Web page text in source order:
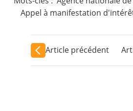
Appel à manifestation
Article précédent